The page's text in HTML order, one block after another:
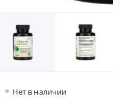
Нет в наличии